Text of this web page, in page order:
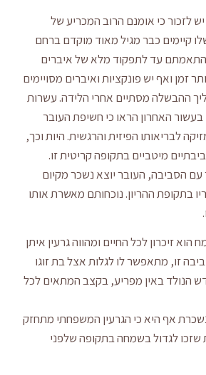
לזכור כי אומנם הרוב המכריע של
קיימים כבר מגיל מאוד מוקדם ברחם
עד לתפקוד מלא של איברים
זמן ואף יש פונקציות ואיברים מסויימים
ההבשלה מסתיים אחרי הלידה. עשרות
האחרון הראו כי חשיפת העובר
לבריאותו הפיזית והרגשית. היות וכך,
מיטביים בתקופה קריטית זו.
הסביבה, העובר יוצא נשכר מקיום
בתקופת ההריון. נוכחותם מאשרת אותו
הוא זיכרון לכל החיים ומהווה גרעין איתן
זו, מתאפשר לו לגלות אצל בת זוגו
הנולד באין מפריע, בקצב המתאים לכל
אף היא כי הגרעין המשפחתי מתחזק
שזכו לגדול בשמחה בתקופה שלפני